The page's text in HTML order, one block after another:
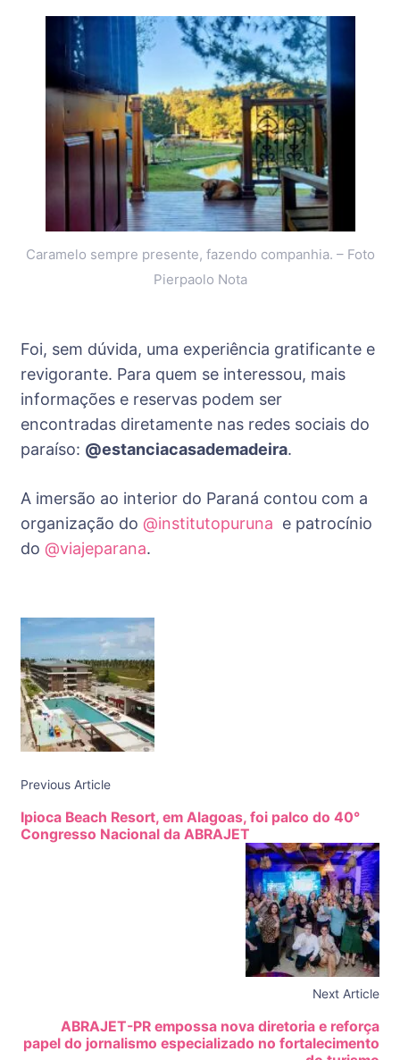
Caramelo sempre presente, fazendo companhia. – Foto
Pierpaolo Nota
Foi, sem dúvida, uma experiência gratificante e
revigorante. Para quem se interessou, mais
informações e reservas podem ser
encontradas diretamente nas redes sociais do
paraíso: @estanciacasademadeira.
A imersão ao interior do Paraná contou com a
organização do @institutopuruna e patrocínio
do @viajeparana.
Post
Navigation
Previous Article
Ipioca Beach Resort, em Alagoas, foi palco do 40°
Congresso Nacional da ABRAJET
Next Article
ABRAJET-PR empossa nova diretoria e reforça
papel do jornalismo especializado no fortalecimento